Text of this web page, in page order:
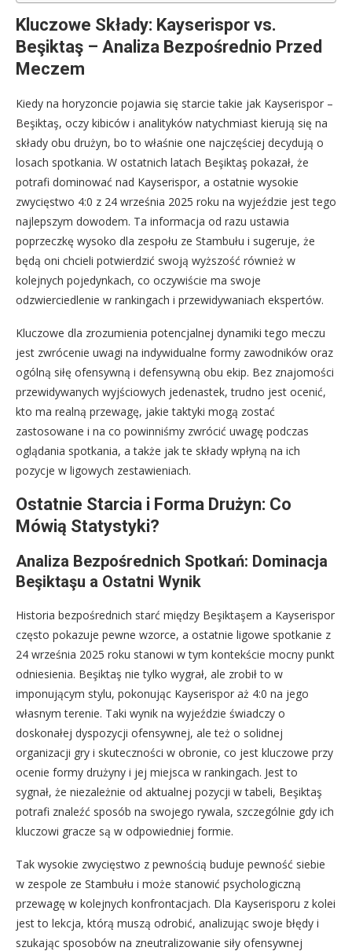
Kluczowe Składy: Kayserispor vs.
Beşiktaş – Analiza Bezpośrednio Przed
Meczem
Kiedy na horyzoncie pojawia się starcie takie jak Kayserispor –
Beşiktaş, oczy kibiców i analityków natychmiast kierują się na
składy obu drużyn, bo to właśnie one najczęściej decydują o
losach spotkania. W ostatnich latach Beşiktaş pokazał, że
potrafi dominować nad Kayserispor, a ostatnie wysokie
zwycięstwo 4:0 z 24 września 2025 roku na wyjeździe jest tego
najlepszym dowodem. Ta informacja od razu ustawia
poprzeczkę wysoko dla zespołu ze Stambułu i sugeruje, że
będą oni chcieli potwierdzić swoją wyższość również w
kolejnych pojedynkach, co oczywiście ma swoje
odzwierciedlenie w rankingach i przewidywaniach ekspertów.
Kluczowe dla zrozumienia potencjalnej dynamiki tego meczu
jest zwrócenie uwagi na indywidualne formy zawodników oraz
ogólną siłę ofensywną i defensywną obu ekip. Bez znajomości
przewidywanych wyjściowych jedenastek, trudno jest ocenić,
kto ma realną przewagę, jakie taktyki mogą zostać
zastosowane i na co powinniśmy zwrócić uwagę podczas
oglądania spotkania, a także jak te składy wpłyną na ich
pozycje w ligowych zestawieniach.
Ostatnie Starcia i Forma Drużyn: Co
Mówią Statystyki?
Analiza Bezpośrednich Spotkań: Dominacja
Beşiktaşu a Ostatni Wynik
Historia bezpośrednich starć między Beşiktaşem a Kayserispor
często pokazuje pewne wzorce, a ostatnie ligowe spotkanie z
24 września 2025 roku stanowi w tym kontekście mocny punkt
odniesienia. Beşiktaş nie tylko wygrał, ale zrobił to w
imponującym stylu, pokonując Kayserispor aż 4:0 na jego
własnym terenie. Taki wynik na wyjeździe świadczy o
doskonałej dyspozycji ofensywnej, ale też o solidnej
organizacji gry i skuteczności w obronie, co jest kluczowe przy
ocenie formy drużyny i jej miejsca w rankingach. Jest to
sygnał, że niezależnie od aktualnej pozycji w tabeli, Beşiktaş
potrafi znaleźć sposób na swojego rywala, szczególnie gdy ich
kluczowi gracze są w odpowiedniej formie.
Tak wysokie zwycięstwo z pewnością buduje pewność siebie
w zespole ze Stambułu i może stanowić psychologiczną
przewagę w kolejnych konfrontacjach. Dla Kayserisporu z kolei
jest to lekcja, którą muszą odrobić, analizując swoje błędy i
szukając sposobów na zneutralizowanie siły ofensywnej